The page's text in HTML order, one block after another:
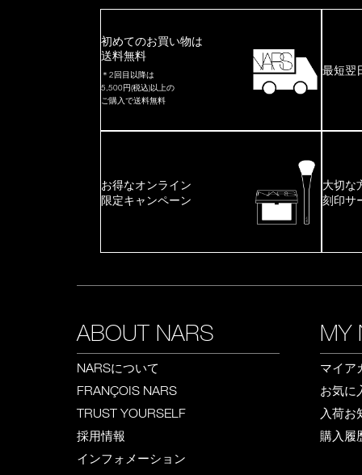
初めてのお買い物は
送料無料
＊2回目以降は
5,500円(税込)以上の
ご購入で送料無料
最短翌
お得なオンライン
限定キャンペーン
大切な
刻印サ
ABOUT NARS
NARSについて
FRANÇOIS NARS
TRUST YOURSELF
採用情報
インフォメーション
MY
マイア
お気に
入荷お
購入履